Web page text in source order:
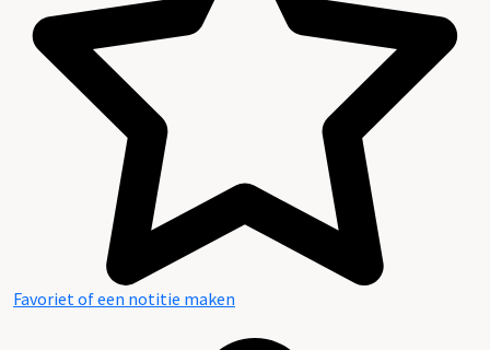
Favoriet of een notitie maken